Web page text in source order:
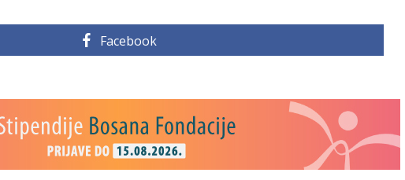
Facebook